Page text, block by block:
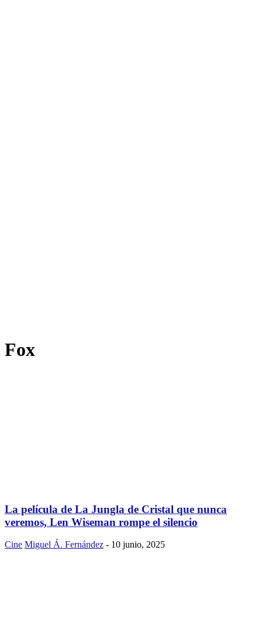
Fox
La película de La Jungla de Cristal que nunca
veremos, Len Wiseman rompe el silencio
Cine Miguel Á. Fernández - 10 junio, 2025